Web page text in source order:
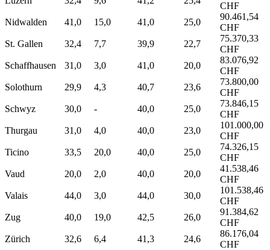
CHF
Nidwalden
41,0 15,0 41,0 25,0
90.461,54
CHF
St. Gallen
32,4 7,7 39,9 22,7
75.370,33
CHF
Schaffhausen
31,0 3,0 41,0 20,0
83.076,92
CHF
Solothurn
29,9 4,3 40,7 23,6
73.800,00
CHF
Schwyz
30,0 - 40,0 25,0
73.846,15
CHF
Thurgau
31,0 4,0 40,0 23,0
101.000,00
CHF
Ticino
33,5 20,0 40,0 25,0
74.326,15
CHF
Vaud
20,0 2,0 40,0 20,0
41.538,46
CHF
Valais
44,0 3,0 44,0 30,0
101.538,46
CHF
Zug
40,0 19,0 42,5 26,0
91.384,62
CHF
Zürich
32,6 6,4 41,3 24,6
86.176,04
CHF